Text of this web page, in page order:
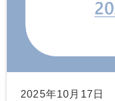
2025年10月17日